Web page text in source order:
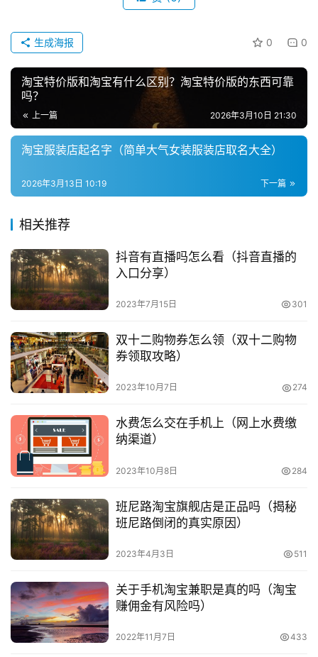
页
小
本
创
业
职
目
电
商
创
业
创
业
项
视
频
号
淘
宝
分
享
投稿
2、同一手机号一个月内(自然月)只能解封一个帐
号，对同一个帐号一个月可以解封5次;
3、自助解封使用的手机号码，可为绑定或非绑定
微信号的手机号码。
微信自助解封帐号方法如下：
在电脑端浏览器中输入 网址并回车进入微信官方
网站，进入网站后可以看到页面左边有一个“自助解除登录
或功能限制”入口链接。
点击“自助解除登录或功能限制”链接，在下一页面
中解封微信帐号。
输入被封微信帐号(可以是QQ号、邮箱、微信号或
手机号)，输入接收验证码的手机，每个手机号只能解封一
个微信号。输入图片中显示的字符，然后点击“发送验证码”
下一页面中会提示：“已向手机号×××发送了解封
验证码。”在手机中找到发送的验证码，然后输入到文本框
中，并填写图片中的字符，最后点击“提交解封请求”按钮。
提交解封请求后，界面会提示解封成功或正在审核
中，解封成功即表示可以登录微信了。
本文来自投稿，不代表早谈创业网立场，作者：小敏，如若转
载，请注明出处：
https://www.zaotuan.com.cn/122703.html
版权声明：本文内容由互联网用户自发贡献，该文观点仅代表
0 0
生成海报
淘宝特价版和淘宝有什么区别？淘宝特价版的东西可靠
吗？
上一篇 2026年3月10日 21:30
淘宝服装店起名字（简单大气女装服装店取名大全）
下一篇
2026年3月13日 10:19
相关推荐
抖音有直播吗怎么看（抖音直播的
入口分享）
2023年7月15日 301
双十二购物券怎么领（双十二购物
券领取攻略）
2023年10月7日 274
水费怎么交在手机上（网上水费缴
纳渠道）
2023年10月8日 284
班尼路淘宝旗舰店是正品吗（揭秘
班尼路倒闭的真实原因）
2023年4月3日 511
关于手机淘宝兼职是真的吗（淘宝
赚佣金有风险吗）
2022年11月7日 433